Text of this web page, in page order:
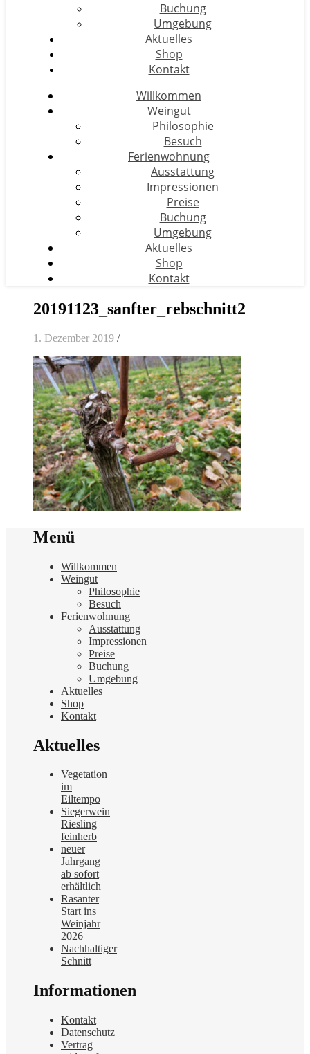
Buchung
Umgebung
Aktuelles
Shop
Kontakt
Willkommen
Weingut
Philosophie
Besuch
Ferienwohnung
Ausstattung
Impressionen
Preise
Buchung
Umgebung
Aktuelles
Shop
Kontakt
20191123_sanfter_rebschnitt2
1. Dezember 2019 /
Menü
Willkommen
Weingut
Philosophie
Besuch
Ferienwohnung
Ausstattung
Impressionen
Preise
Buchung
Umgebung
Aktuelles
Shop
Kontakt
Aktuelles
Vegetation
im
Eiltempo
Siegerwein
Riesling
feinherb
neuer
Jahrgang
ab sofort
erhältlich
Rasanter
Start ins
Weinjahr
2026
Nachhaltiger
Schnitt
Informationen
Kontakt
Datenschutz
Vertrag